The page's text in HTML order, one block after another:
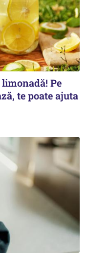
Pe
te poate ajuta